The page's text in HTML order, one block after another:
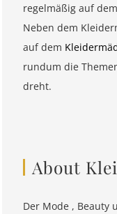
regelmäßig auf
Neben dem
auf dem
rundum die
dreht.
About
Der Mode , Beauty